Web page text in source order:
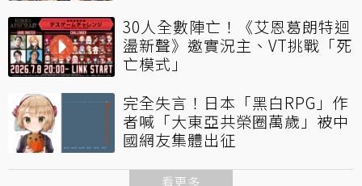
30人全數陣亡！《艾恩葛朗特迴
盪新聲》邀實況主、VT挑戰「死
亡模式」
完全失言！日本「黑白RPG」作
者喊「大東亞共榮圈萬歲」被中
國網友集體出征
看更多